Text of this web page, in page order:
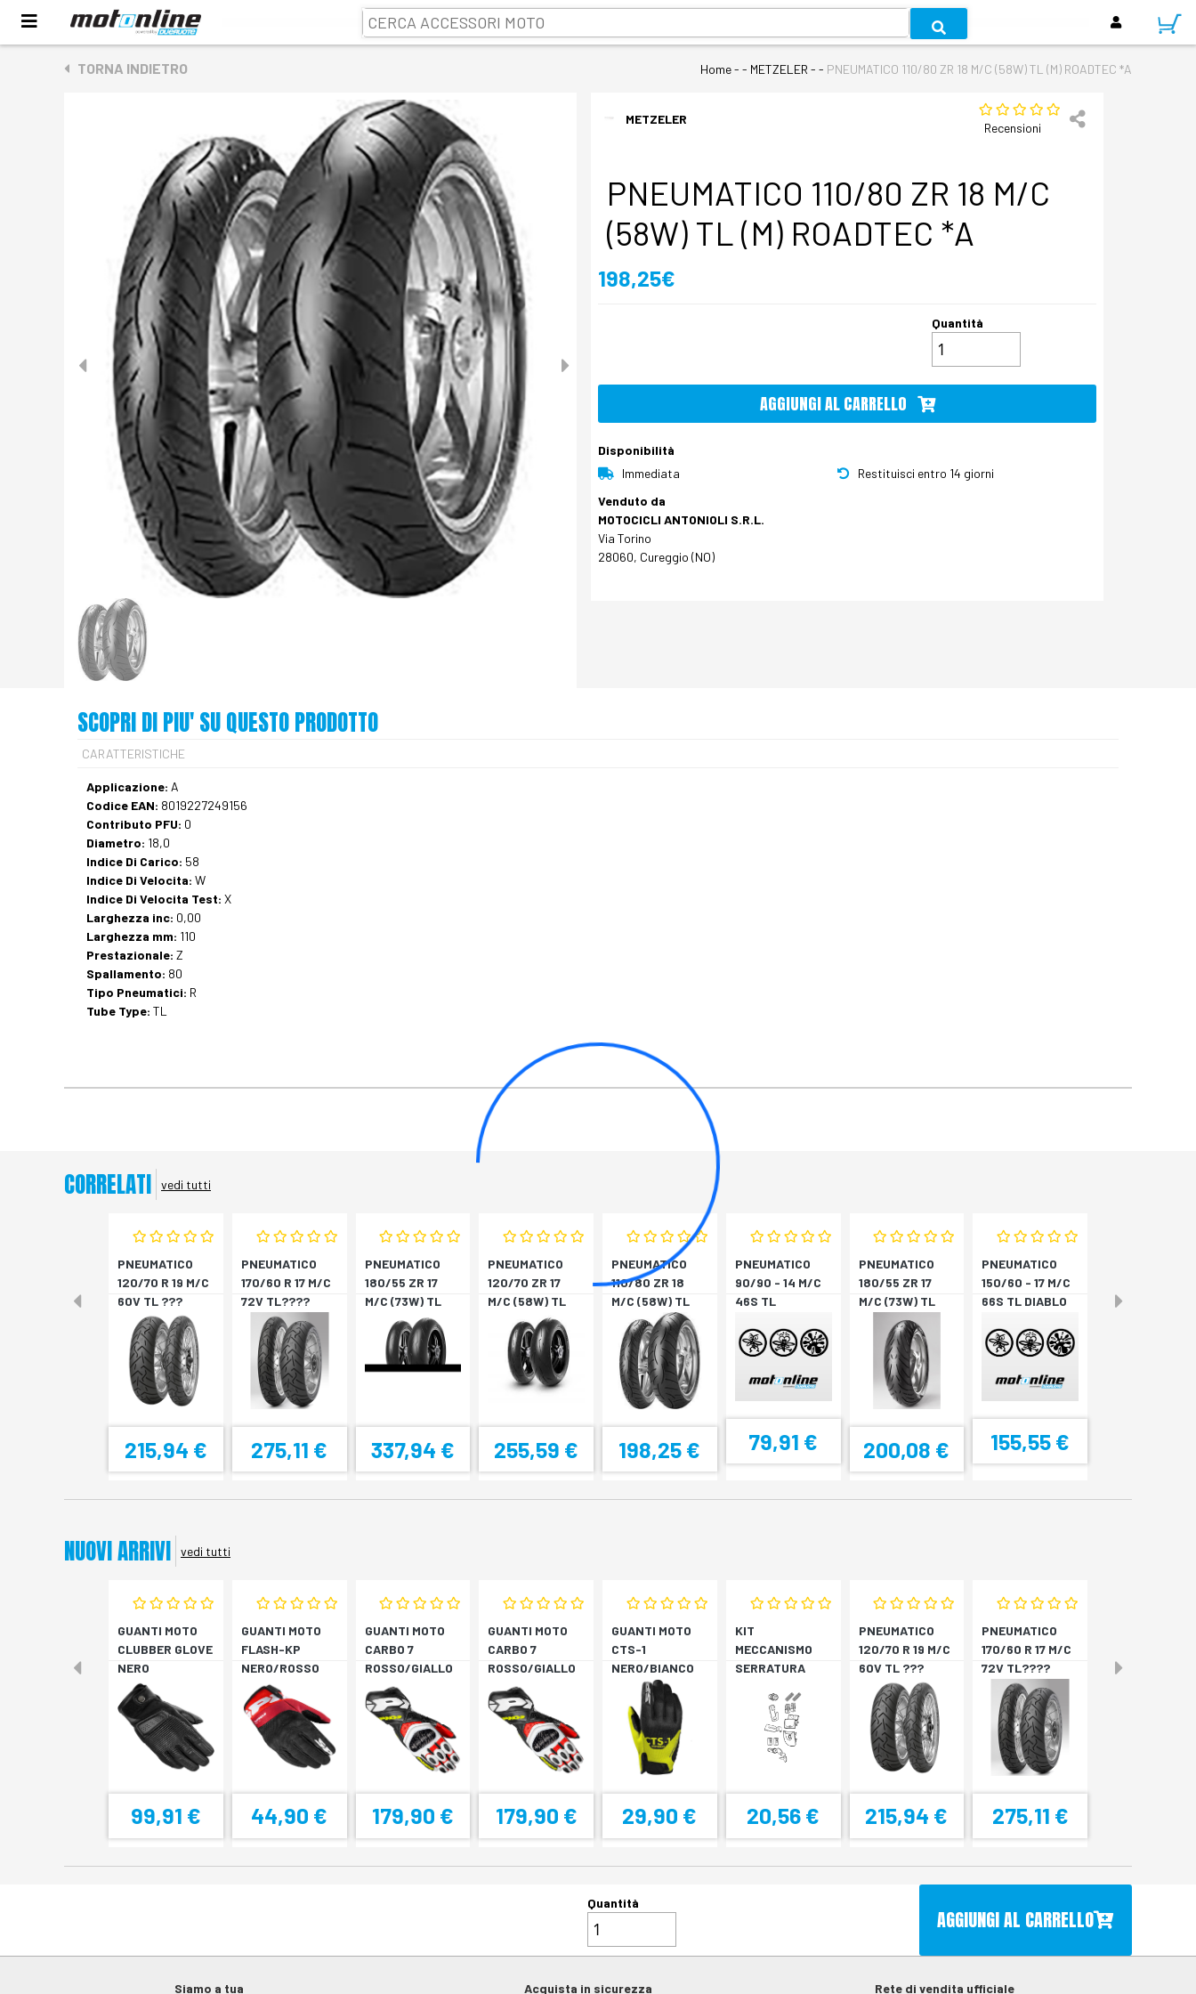
TORNA INDIETRO Home- - METZELER - - PNEUMATICO 110/80 ZR 18 M/C (58W) TL (M) ROADTEC *A
METZELER
Recensioni
PNEUMATICO 110/80 ZR 18 M/C
(58W) TL (M) ROADTEC *A
198,25€
Quantità
AGGIUNGI AL CARRELLO
Disponibilità
Immediata
Restituisci entro 14 giorni
Venduto da
MOTOCICLI ANTONIOLI S.R.L.
Via Torino
28060, Cureggio (NO)
SCOPRI DI PIU' SU QUESTO PRODOTTO
CARATTERISTICHE
Applicazione: A
Codice EAN: 8019227249156
Contributo PFU: 0
Diametro: 18,0
Indice Di Carico: 58
Indice Di Velocita: W
Indice Di Velocita Test: X
Larghezza inc: 0,00
Larghezza mm: 110
Prestazionale: Z
Spallamento: 80
Tipo Pneumatici: R
Tube Type: TL
CORRELATI vedi tutti
PNEUMATICO
120/70 R 19 M/C
60V TL ???
SCORPION T *A
215,94 €
PNEUMATICO
170/60 R 17 M/C
72V TL????
SCORPION T *P
275,11 €
PNEUMATICO
180/55 ZR 17
M/C (73W) TL
DIABLO ROSS *P
337,94 €
PNEUMATICO
120/70 ZR 17
M/C (58W) TL
DIABLO ROSS *A
255,59 €
PNEUMATICO
110/80 ZR 18
M/C (58W) TL
(M) ROADTEC *A
198,25 €
PNEUMATICO
90/90 - 14 M/C
46S TL
*A/P
79,91 €
PNEUMATICO
180/55 ZR 17
M/C (73W) TL
ANGEL ST *P
200,08 €
PNEUMATICO
150/60 - 17 M/C
66S TL DIABLO
155,55 €
NUOVI ARRIVI vedi tutti
GUANTI MOTO
CLUBBER GLOVE
NERO
99,91 €
GUANTI MOTO
FLASH-KP
NERO/ROSSO
44,90 €
GUANTI MOTO
CARBO 7
ROSSO/GIALLO
FLUORESCENTE
179,90 €
GUANTI MOTO
CARBO 7
ROSSO/GIALLO
FLUORESCENTE
179,90 €
GUANTI MOTO
CTS-1
NERO/BIANCO
29,90 €
KIT
MECCANISMO
SERRATURA
20,56 €
PNEUMATICO
120/70 R 19 M/C
60V TL ???
SCORPION T *A
215,94 €
PNEUMATICO
170/60 R 17 M/C
72V TL????
SCORPION T *P
275,11 €
Quantità
AGGIUNGI AL CARRELLO
Siamo a tua Acquista in sicurezza Rete di vendita ufficiale